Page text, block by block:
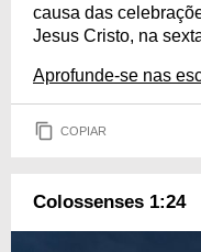
causa das
Jesus Cristo, na
Aprofunde-se nas
COPIAR
Colossenses 1:24